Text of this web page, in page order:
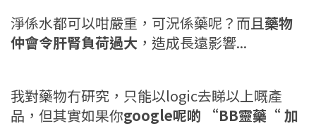
淨係水都可以咁嚴重，可況係藥呢？而且藥物
仲會令肝腎負荷過大 ，造成長遠影響...
我對藥物冇研究，只能以logic去睇以上嘅產
品，但其實如果你google呢啲 “BB靈藥“ 加